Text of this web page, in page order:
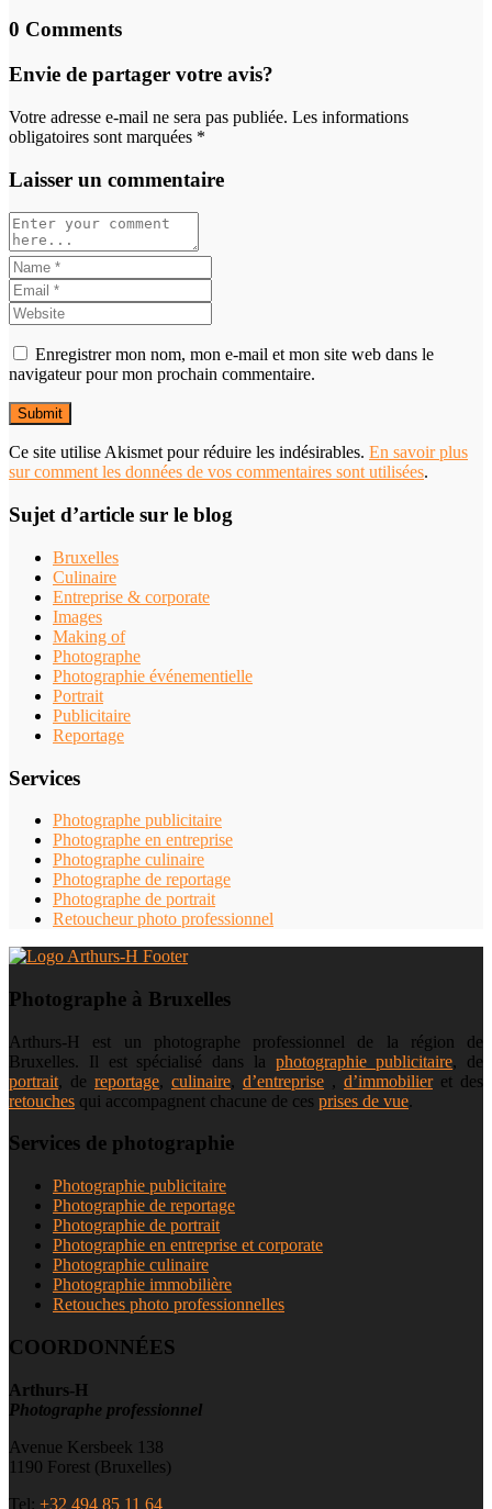
0 Comments
Envie de partager votre avis?
Votre adresse e-mail ne sera pas publiée. Les informations
obligatoires sont marquées *
Laisser un commentaire
Enregistrer mon nom, mon e-mail et mon site web dans le
navigateur pour mon prochain commentaire.
Ce site utilise Akismet pour réduire les indésirables. En savoir plus
sur comment les données de vos commentaires sont utilisées.
Sujet d’article sur le blog
Bruxelles
Culinaire
Entreprise & corporate
Images
Making of
Photographe
Photographie événementielle
Portrait
Publicitaire
Reportage
Services
Photographe publicitaire
Photographe en entreprise
Photographe culinaire
Photographe de reportage
Photographe de portrait
Retoucheur photo professionnel
Photographe à Bruxelles
Arthurs-H est un photographe professionnel de la région de
Bruxelles. Il est spécialisé dans la photographie publicitaire, de
portrait, de reportage, culinaire, d’entreprise , d’immobilieret des
retouches qui accompagnent chacune de ces prises de vue.
Services de photographie
Photographie publicitaire
Photographie de reportage
Photographie de portrait
Photographie en entreprise et corporate
Photographie culinaire
Photographie immobilière
Retouches photo professionnelles
COORDONNÉES
Arthurs-H
Photographe professionnel
Avenue Kersbeek 138
1190 Forest (Bruxelles)
Tel: +32 494 85 11 64